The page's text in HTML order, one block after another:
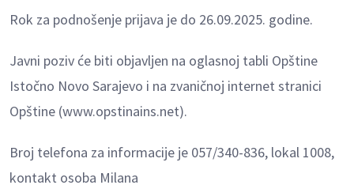
Rok za podnošenje prijava je do 26.09.2025. godine.
Javni poziv će biti objavljen na oglasnoj tabli Opštine
Istočno Novo Sarajevo i na zvaničnoj internet stranici
Opštine (www.opstinains.net).
Broj telefona za informacije je 057/340-836, lokal 1008,
kontakt osoba Milana